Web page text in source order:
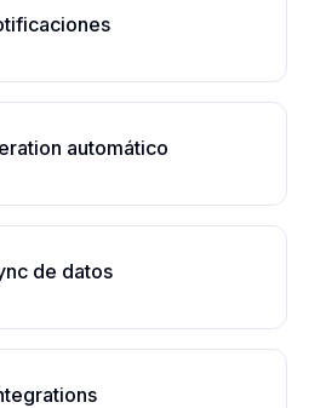
automático
de datos